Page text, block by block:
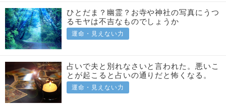
ひとだま？幽霊？お寺や神社の写真にうつ
るモヤは不吉なものでしょうか
運命・見えない力
占いで夫と別れなさいと言われた。悪いこ
とが起こると占いの通りだと怖くなる。
運命・見えない力